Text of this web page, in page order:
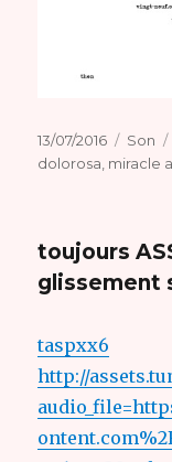
Publié
le
13/07/2016 Son
dolorosa miracle
toujours
glissement
taspxx6
http://